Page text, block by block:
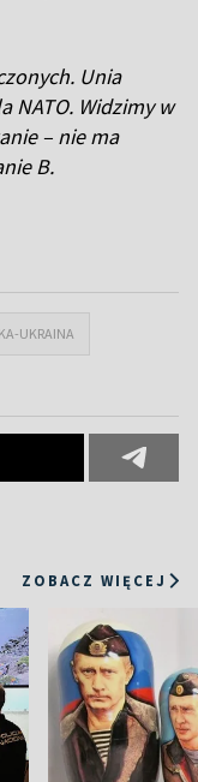
Unia
NATO. Widzimy w
– nie ma
B.
UKRAINA
ZOBACZ WIĘCEJ